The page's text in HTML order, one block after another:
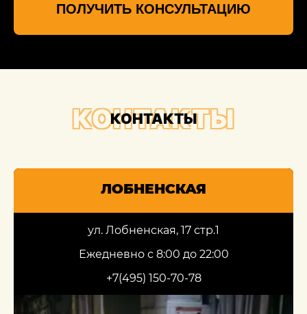
ПОЛУЧИТЬ КОНСУЛЬТАЦИЮ
КОНТАКТЫ
КОНТАКТЫ
ЛОБНЕНСКАЯ
ул. Лобненская, 17 стр.1
Ежедневно с 8:00 до 22:00
+7(495) 150-70-78